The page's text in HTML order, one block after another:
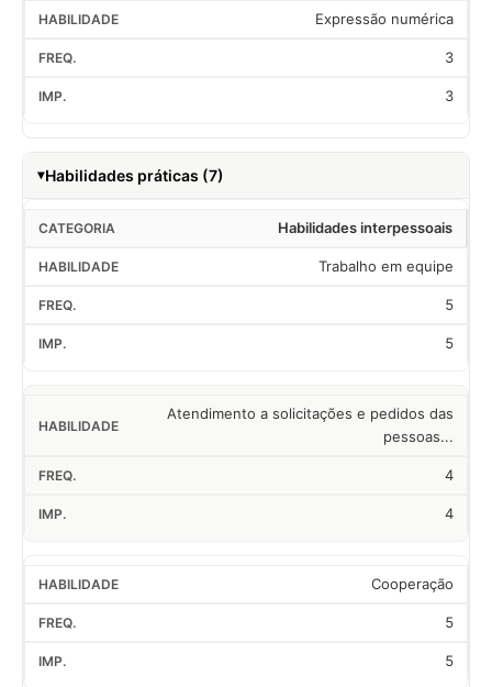
Expressão numérica
3
3
Habilidades práticas (7)
Habilidades interpessoais
Trabalho em equipe
5
5
Atendimento a solicitações e pedidos das
pessoas...
4
4
Cooperação
5
5